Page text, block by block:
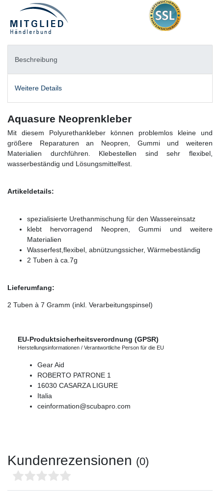
Beschreibung
Weitere Details
Aquasure Neoprenkleber
Mit diesem Polyurethankleber können problemlos kleine und
größere Reparaturen an Neopren, Gummi und weiteren
Materialien durchführen. Klebestellen sind sehr flexibel,
wasserbeständig und Lösungsmittelfest.
Artikeldetails:
spezialisierte Urethanmischung für den Wassereinsatz
klebt hervorragend Neopren, Gummi und weitere
Materialien
Wasserfest,flexibel, abnützungssicher, Wärmebeständig
2 Tuben à ca.7g
Lieferumfang:
2 Tuben à 7 Gramm (inkl. Verarbeitungspinsel)
EU-Produktsicherheitsverordnung (GPSR)
Herstellungsinformationen / Verantwortliche Person für die EU
Gear Aid
ROBERTO PATRONE 1
16030 CASARZA LIGURE
Italia
ceinformation@scubapro.com
Kundenrezensionen (0)